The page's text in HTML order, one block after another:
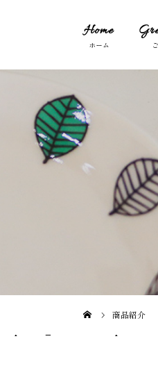
Home
商品紹介